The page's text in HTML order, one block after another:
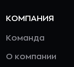
КОМПАНИЯ
Команда
О компании